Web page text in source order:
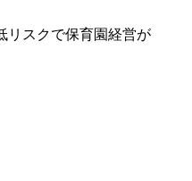
リスクで保育園経営が